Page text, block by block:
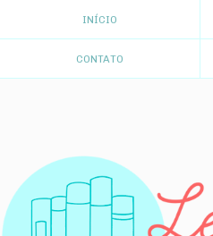
INÍCIO
CONTATO